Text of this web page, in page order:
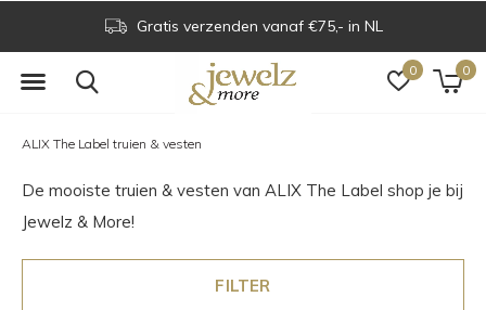
0 0
Gratis verzenden vanaf €75,- in NL
ALIX The Label truien & vesten
De mooiste truien & vesten van ALIX The Label shop je bij
Jewelz & More!
FILTER